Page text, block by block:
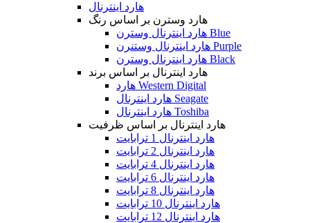
هارد اینترنال
هارد وسترن بر اساس رنگ
هارد اینترنال وسترن Blue
هارد اینترنال وستنرن Purple
هارد اینترنال وسترن Black
هارد اینترنال بر اساس برند
هارد Western Digital
هارد اینترنال Seagate
هارد اینترنال Toshiba
هارد اینترنال بر اساس ظرفیت
هارد اینترنال 1 ترابایت
هارد اینترنال 2 ترابایت
هارد اینترنال 4 ترابایت
هارد اینترنال 6 ترابایت
هارد اینترنال 8 ترابایت
هارد اینترنال 10 ترابایت
هارد اینترنال 12 ترابایت